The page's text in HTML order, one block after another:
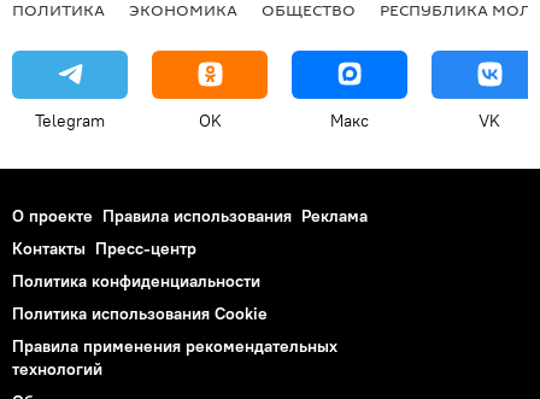
ПОЛИТИКА ЭКОНОМИКА ОБЩЕСТВО РЕСПУБЛИКА
Telegram OK Макс VK
О проекте Правила использования Реклама
Контакты Пресс-центр
Политика конфиденциальности
Политика использования Cookie
Правила применения рекомендательных
технологий